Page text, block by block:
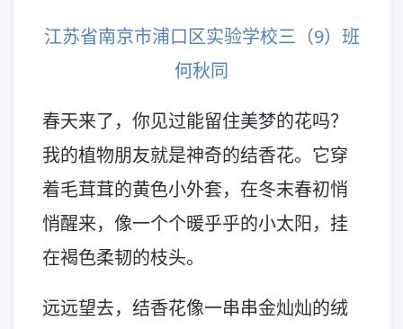
江苏省南京市浦口区实验学校三（9）班
何秋同
春天来了，你见过能留住美梦的花吗？
我的植物朋友就是神奇的结香花。它穿
着毛茸茸的黄色小外套，在冬末春初悄
悄醒来，像一个个暖乎乎的小太阳，挂
在褐色柔韧的枝头。
远远望去，结香花像一串串金灿灿的绒